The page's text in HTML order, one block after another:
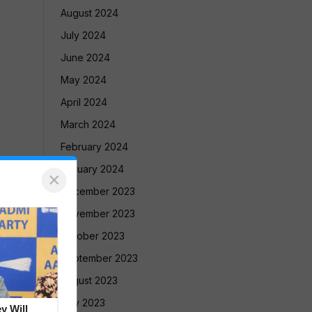
August 2024
July 2024
June 2024
May 2024
April 2024
March 2024
February 2024
January 2024
December 2023
November 2023
October 2023
September 2023
August 2023
July 2023
×
Will